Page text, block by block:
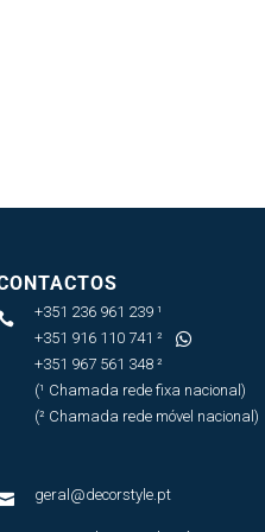

+351 236 961 239 ¹
+351 916 110 741 ²
+351 967 561 348 ²
(¹ Chamada rede fixa nacional)
(² Chamada rede móvel nacional)
geral@decorstyle.pt